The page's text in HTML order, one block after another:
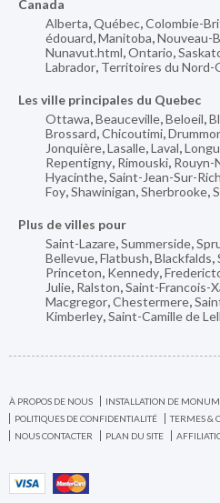
Canada
Alberta,Québec,Colombie-
édouard,Manitoba,Nouveau-
Nunavut.html,Ontario,
Labrador, Territoires du Nord-
Les ville principales du Quebec
Ottawa,Beauceville,Beloeil,
Brossard,Chicoutimi,
Jonquière,Lasalle,Laval,
Repentigny, Rimouski, Rouyn-
Hyacinthe,Saint-Jean-Sur-
Foy,Shawinigan,Sherbrooke,
Plus de villes pour
Saint-Lazare,Summerside,
Bellevue,Flatbush,Blackfalds,
Princeton, Kennedy,
Julie, Ralston,Saint-Francois-
Macgregor,Chestermere,
Kimberley,Saint-Camille de
À PROPOS DE NOUS
INSTALLATION DE
POLITIQUES DE CONFIDENTIALITÉ
TERMES &
NOUS CONTACTER
PLAN DU SITE